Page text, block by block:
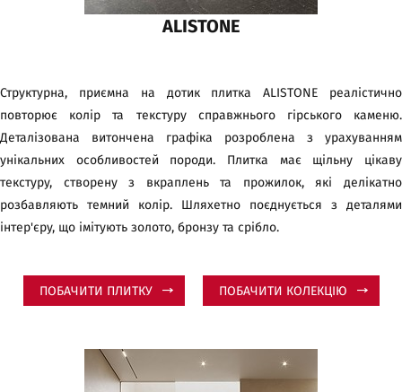
ALISTONE
Структурна, приємна на дотик плитка ALISTONE реалістично
повторює колір та текстуру справжнього гірського каменю.
Деталізована витончена графіка розроблена з урахуванням
унікальних особливостей породи. Плитка має щільну цікаву
текстуру, створену з вкраплень та прожилок, які делікатно
розбавляють темний колір. Шляхетно поєднується з деталями
інтер'єру, що імітують золото, бронзу та срібло.
ПОБАЧИТИ ПЛИТКУ ПОБАЧИТИ КОЛЕКЦІЮ